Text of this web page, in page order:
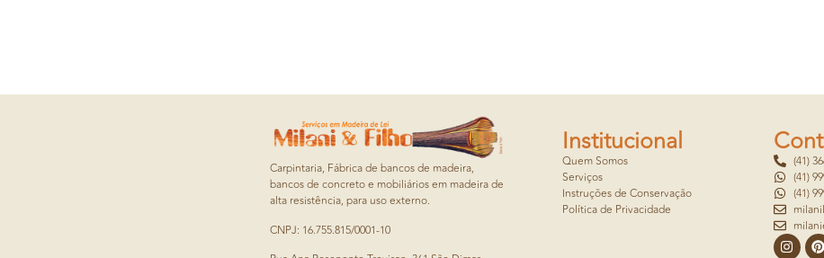
Carpintaria, Fábrica de bancos de madeira,
bancos de concreto e mobiliários em madeira de
alta resistência, para uso externo.
CNPJ: 16.755.815/0001-10
Institucional
Quem Somos
Serviços
Instruções de Conservação
Política de Privacidade
(41)
(41)
(41)